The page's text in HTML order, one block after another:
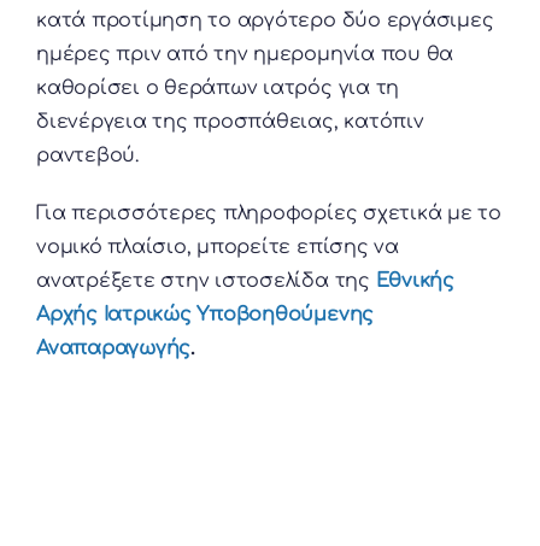
κατά προτίμηση το αργότερο δύο εργάσιμες
ημέρες πριν από την ημερομηνία που θα
καθορίσει ο θεράπων ιατρός για τη
διενέργεια της προσπάθειας, κατόπιν
ραντεβού.
Για περισσότερες πληροφορίες σχετικά με το
νομικό πλαίσιο, μπορείτε επίσης να
ανατρέξετε στην ιστοσελίδα της Εθνικής
Αρχής Ιατρικώς Υποβοηθούμενης
Αναπαραγωγής.